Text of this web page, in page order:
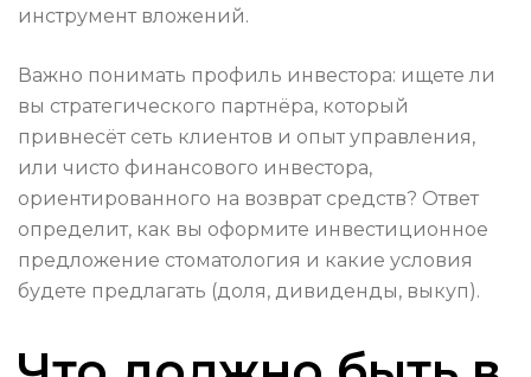
инструмент вложений.
Важно понимать профиль инвестора: ищете ли
вы стратегического партнёра, который
привнесёт сеть клиентов и опыт управления,
или чисто финансового инвестора,
ориентированного на возврат средств? Ответ
определит, как вы оформите инвестиционное
предложение стоматология и какие условия
будете предлагать (доля, дивиденды, выкуп).